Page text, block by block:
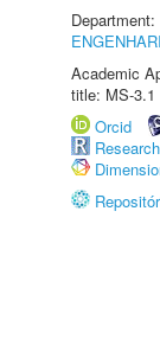
Department:
Academic
title: MS-3.1
Orcid